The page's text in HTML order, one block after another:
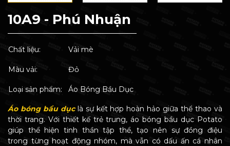
10A9 - Phú Nhuận
Chất liệu: Vải mè
Màu vải: Đỏ
Loại sản phẩm: Áo Bóng Bầu Dục
Áo bóng bầu dụclà sự kết hợp hoàn hảo giữa thể thao và
thời trang. Với thiết kế trẻ trung, áo bóng bầu dục Potato
giúp thể hiện tinh thần tập thể, tạo nên sự đồng điệu
trong từng hoạt động nhóm, mà vẫn có dấu ấn cá nhân